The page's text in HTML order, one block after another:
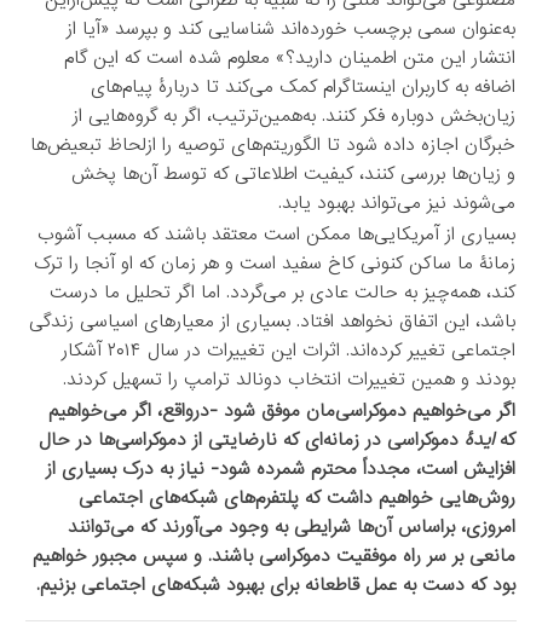
به‌عنوان سمی برچسب خورده‌اند شناسایی کند و بپرسد «آیا از
انتشار این متن اطمینان دارید؟» معلوم شده است که این گام
اضافه به کاربران اینستاگرام کمک می‌کند تا دربارۀ پیام‌های
زیان‌بخش دوباره فکر کنند. به‌همین‌ترتیب، اگر به گروه‌هایی از
خبرگان اجازه داده شود تا الگوریتم‌های توصیه را ازلحاظ تبعیض‌ها
و زیان‌ها بررسی کنند، کیفیت اطلاعاتی که توسط آن‌ها پخش
می‌شوند نیز می‌تواند بهبود یابد.
بسیاری از آمریکایی‌ها ممکن است معتقد باشند که مسبب آشوب
زمانۀ ما ساکن کنونی کاخ سفید است و هر زمان که او آنجا را ترک
کند، همه‌چیز به حالت عادی بر می‌گردد. اما اگر تحلیل ما درست
باشد، این اتفاق نخواهد افتاد. بسیاری از معیارهای اسیاسی زندگی
اجتماعی تغییر کرده‌اند. اثرات این تغییرات در سال ۲۰۱۴ آشکار
بودند و همین تغییرات انتخاب دونالد ترامپ را تسهیل کردند.
اگر می‌خواهیم دموکراسی‌مان موفق شود -درواقع، اگر می‌خواهیم
کهایدۀ دموکراسی در زمانه‌ای که نارضایتی از دموکراسی‌ها در حال
افزایش است، مجدداً محترم شمرده شود- نیاز به درک بسیاری از
روش‌هایی خواهیم داشت که پلتفرم‌های شبکه‌های اجتماعی
امروزی، براساس آن‌ها شرایطی به وجود می‌آورند که می‌توانند
مانعی بر سر راه موفقیت دموکراسی باشند. و سپس مجبور خواهیم
بود که دست به عمل قاطعانه برای بهبود شبکه‌های اجتماعی بزنیم.